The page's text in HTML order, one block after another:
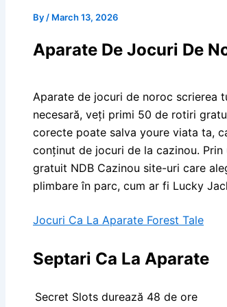
By / March 13, 2026
Aparate De Jocuri De
Aparate de jocuri de noroc scrierea
necesară, veți primi 50 de rotiri
corecte poate salva youre viata ta,
conținut de jocuri de la cazinou.
gratuit NDB Cazinou site-uri care
plimbare în parc, cum ar fi Lucky
Jocuri Ca La Aparate Forest Tale
Septari Ca La Aparate
Secret Slots durează 48 de ore